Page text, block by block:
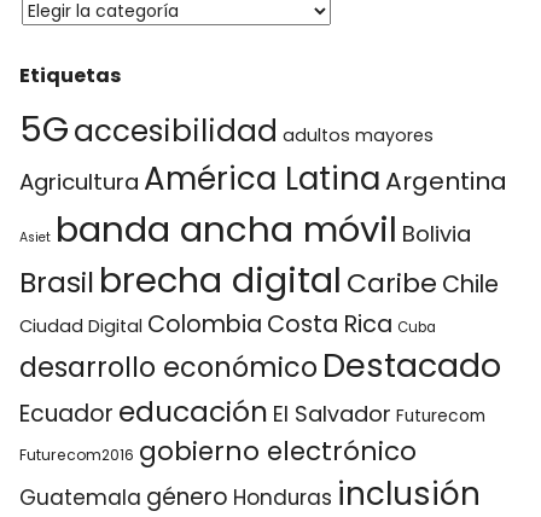
Etiquetas
5Gaccesibilidad adultos mayores
Agricultura América LatinaArgentina
Asiet banda ancha móvil Bolivia
Brasil brecha digital Caribe Chile
Ciudad Digital Colombia Costa Rica Cuba
desarrollo económico Destacado
Ecuador educación El Salvador Futurecom
Futurecom2016 gobierno electrónico
Guatemala género Honduras inclusión